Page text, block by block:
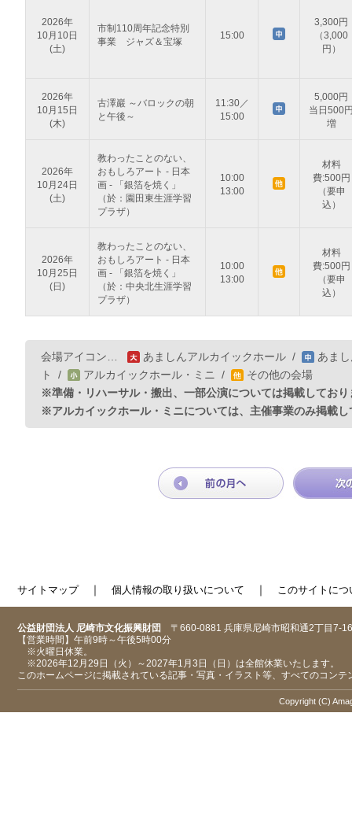
2026年
10月10日
(土)
市制110周年記念特別
事業 ジャズ＆宝塚
15:00
3,300円
（3,000
円）
2026年
10月15日
(木)
古澤巖 ～バロックの朝
と午後～
11:30／
15:00
5,000円
当日500
増
2026年
10月24日
(土)
教わったことのない、
おもしろアート - 日本
画 - 「銀箔を焼く」
（於：園田東生涯学習
プラザ）
10:00
13:00
材料
費:500円
（要申
込）
2026年
10月25日
(日)
教わったことのない、
おもしろアート - 日本
画 - 「銀箔を焼く」
（於：中央北生涯学習
プラザ）
10:00
13:00
材料
費:500円
（要申
込）
会場アイコン… あましんアルカイックホール /
あま
ト
/ アルカイックホール・ミニ /
その他の会場
※準備・リハーサル・搬出、一部公演については掲載しており
※アルカイックホール・ミニについては、主催事業のみ掲載し
サイトマップ｜ 個人情報の取り扱いについて ｜ このサイトにつ
公益財団法人 尼崎市文化振興財団 〒660-0881 兵庫県尼崎市昭和通2丁目7-16
【営業時間】午前9時～午後5時00分
※火曜日休業。
※2026年12月29日（火）～2027年1月3日（日）は全館休業いたします。
このホームページに掲載されている記事・写真・イラスト等、すべてのコン
Copyright (C)